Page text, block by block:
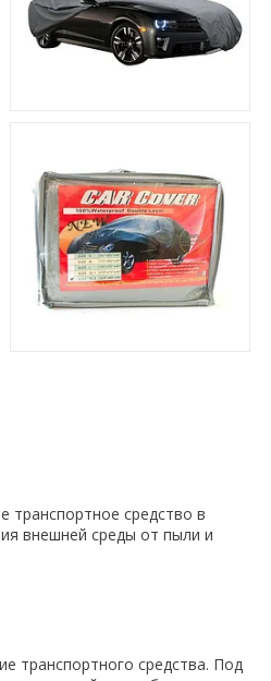
транспортное средство в
внешней среды от пыли и
транспортного средства. Под